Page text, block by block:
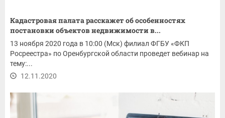
Кадастровая палата расскажет об особенностях
постановки объектов недвижимости в...
13 ноября 2020 года в 10:00 (Мск) филиал ФГБУ «ФКП
Росреестра» по Оренбургской области проведет вебинар на
тему:...
12.11.2020